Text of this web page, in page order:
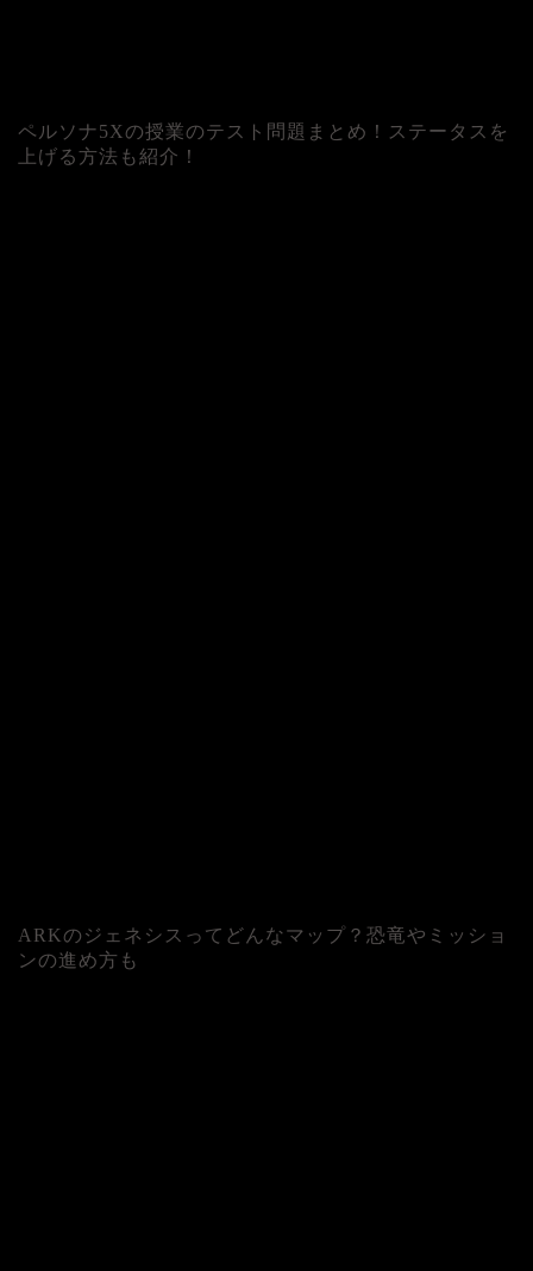
ペルソナ5Xの授業のテスト問題まとめ！ステータスを
上げる方法も紹介！
ARKのジェネシスってどんなマップ？恐竜やミッショ
ンの進め方も